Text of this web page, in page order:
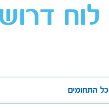
לוח
כל התחומים